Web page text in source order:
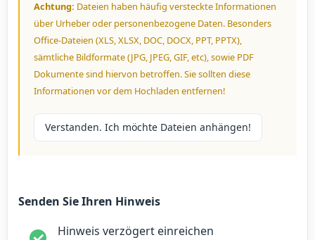
Achtung: Dateien haben häufig versteckte Informationen
über Urheber oder personenbezogene Daten. Besonders
Office-Dateien (XLS, XLSX, DOC, DOCX, PPT, PPTX),
sämtliche Bildformate (JPG, JPEG, GIF, etc), sowie PDF
Dokumente sind hiervon betroffen. Sie sollten diese
Informationen vor dem Hochladen entfernen!
Verstanden. Ich möchte Dateien anhängen!
Senden Sie Ihren Hinweis
Hinweis verzögert einreichen